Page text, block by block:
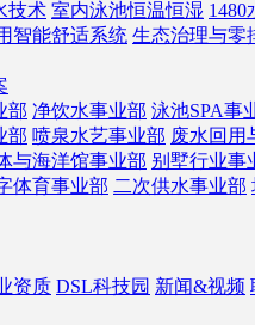
技术 室内泳池恒温恒湿 1480
智能舒适系统 生态治理与零
部 净饮水事业部 泳池SPA事
部 喷泉水艺事业部 废水回用
与海洋馆事业部 别墅行业事
体育事业部 二次供水事业部
资质 DSL科技园 新闻&视频